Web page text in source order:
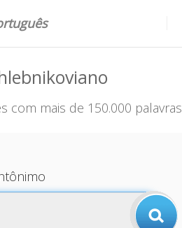
com mais de 150.000 palavras